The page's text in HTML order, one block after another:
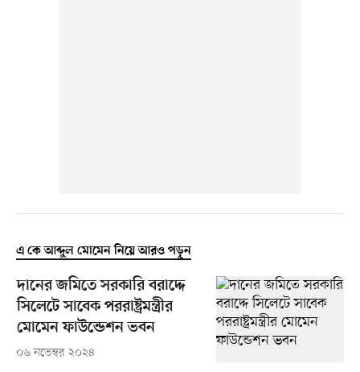
এ কে আব্দুল মোমেন নিয়ে আরও পড়ুন
দানের জমিতে সরকারি বরাদ্দে
সিলেটে সাবেক পররাষ্ট্রমন্ত্রীর
মোমেন ফাউন্ডেশন ভবন
০৬ নভেম্বর ২০২৪